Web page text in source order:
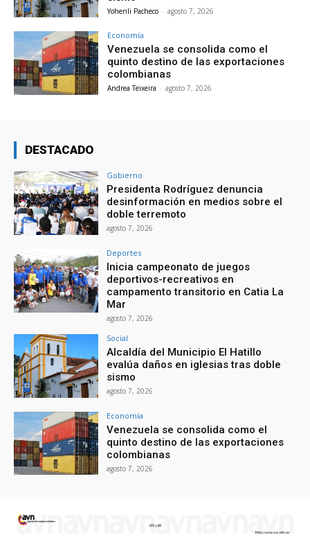
Yohenli Pacheco - agosto 7, 2026
Economía
Venezuela se consolida como el
quinto destino de las exportaciones
colombianas
Andrea Teixeira - agosto 7, 2026
DESTACADO
Gobierno
Presidenta Rodríguez denuncia
desinformación en medios sobre el
doble terremoto
agosto 7, 2026
Deportes
Inicia campeonato de juegos
deportivos-recreativos en
campamento transitorio en Catia La
Mar
agosto 7, 2026
Social
Alcaldía del Municipio El Hatillo
evalúa daños en iglesias tras doble
sismo
agosto 7, 2026
Economía
Venezuela se consolida como el
quinto destino de las exportaciones
colombianas
agosto 7, 2026